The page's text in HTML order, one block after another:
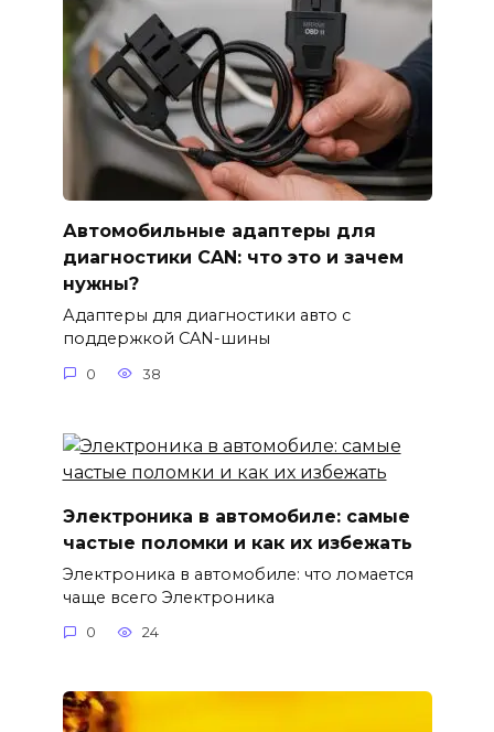
Автомобильные адаптеры для
диагностики CAN: что это и зачем
нужны?
Адаптеры для диагностики авто с
поддержкой CAN-шины
0 38
Электроника в автомобиле: самые
частые поломки и как их избежать
Электроника в автомобиле: что ломается
чаще всего Электроника
0 24